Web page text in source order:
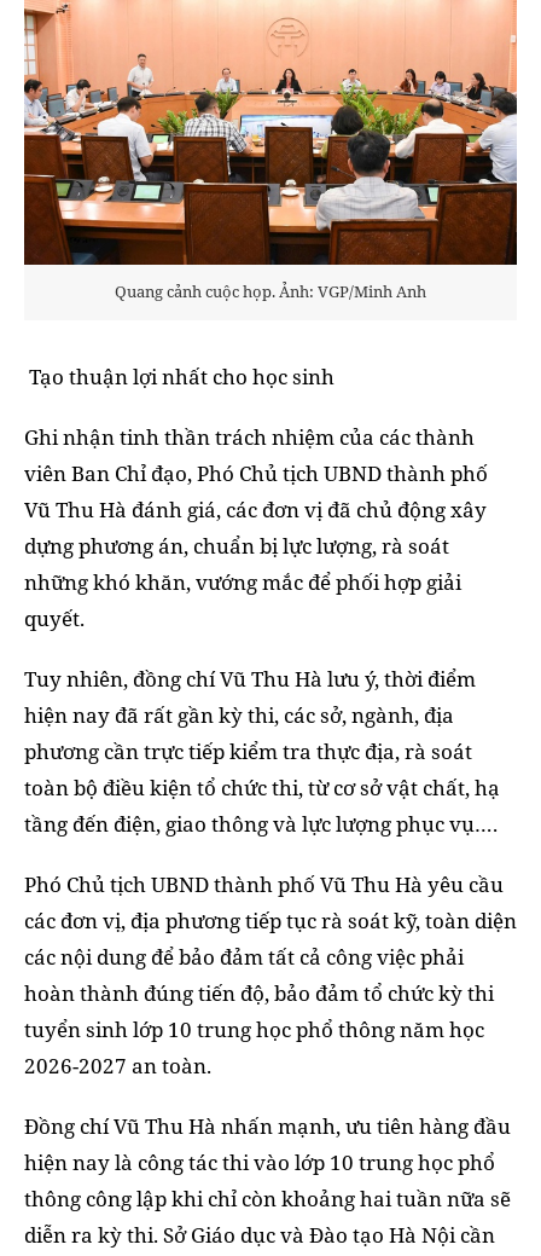
Quang cảnh cuộc họp. Ảnh: VGP/Minh Anh
Tạo thuận lợi nhất cho học sinh
Ghi nhận tinh thần trách nhiệm của các thành
viên Ban Chỉ đạo, Phó Chủ tịch UBND thành phố
Vũ Thu Hà đánh giá, các đơn vị đã chủ động xây
dựng phương án, chuẩn bị lực lượng, rà soát
những khó khăn, vướng mắc để phối hợp giải
quyết.
Tuy nhiên, đồng chí Vũ Thu Hà lưu ý, thời điểm
hiện nay đã rất gần kỳ thi, các sở, ngành, địa
phương cần trực tiếp kiểm tra thực địa, rà soát
toàn bộ điều kiện tổ chức thi, từ cơ sở vật chất, hạ
tầng đến điện, giao thông và lực lượng phục vụ….
Phó Chủ tịch UBND thành phố Vũ Thu Hà yêu cầu
các đơn vị, địa phương tiếp tục rà soát kỹ, toàn diện
các nội dung để bảo đảm tất cả công việc phải
hoàn thành đúng tiến độ, bảo đảm tổ chức kỳ thi
tuyển sinh lớp 10 trung học phổ thông năm học
2026-2027 an toàn.
Đồng chí Vũ Thu Hà nhấn mạnh, ưu tiên hàng đầu
hiện nay là công tác thi vào lớp 10 trung học phổ
thông công lập khi chỉ còn khoảng hai tuần nữa sẽ
diễn ra kỳ thi. Sở Giáo dục và Đào tạo Hà Nội cần